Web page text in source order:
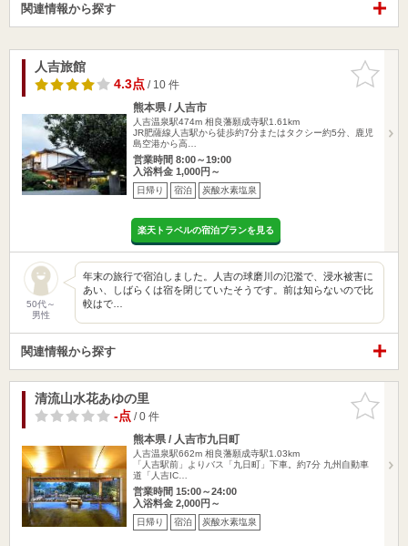
関連情報から探す
お気に入
りに追加
人吉旅館
4.3点/ 10 件
熊本県 / 人吉市
人吉温泉駅474m 相良藩願成寺駅1.61km
JR肥薩線人吉駅から徒歩約7分またはタクシー約5分、鹿児
島空港から高…
営業時間 8:00～19:00
入浴料金 1,000円～
日帰り 宿泊 炭酸水素塩泉
楽天トラベルの宿泊プランを見る
50代～
男性
年末の旅行で宿泊しました。人吉の球磨川の氾濫で、浸水被害に
あい、しばらくは宿を閉じていたそうです。前は知らないので比
較はで…
関連情報から探す
お気に入
りに追加
清流山水花あゆの里
-点/ 0 件
熊本県 / 人吉市九日町
人吉温泉駅662m 相良藩願成寺駅1.03km
「人吉駅前」よりバス「九日町」下車。約7分 九州自動車
道「人吉IC…
営業時間 15:00～24:00
入浴料金 2,000円～
日帰り 宿泊 炭酸水素塩泉